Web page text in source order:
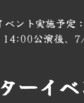
ント実施予定：
公演後、
ーイ